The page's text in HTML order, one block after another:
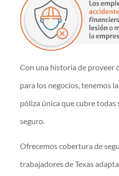
Con una historia de proveer
para los negocios, tenemos
póliza única que cubre todas
seguro.
Ofrecemos cobertura de
trabajadores de Texas